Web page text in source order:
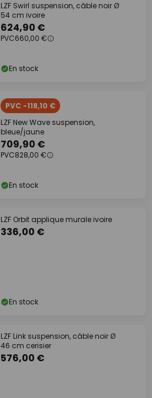
LZF Swirl suspension, câble noir Ø
54 cm ivoire
624,90 €
PVC660,00 €
En stock
PVC -118,10 €
LZF New Wave suspension,
bleue/jaune
709,90 €
PVC828,00 €
En stock
LZF Orbit applique murale ivoire
336,00 €
En stock
LZF Link suspension, câble noir Ø
46 cm cerisier
576,00 €